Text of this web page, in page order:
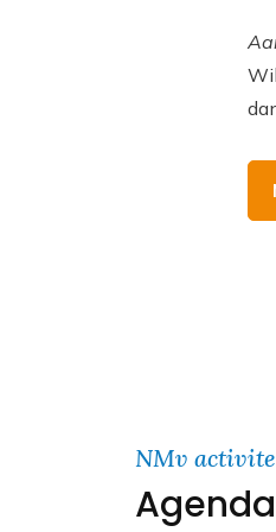
NMv
Agenda